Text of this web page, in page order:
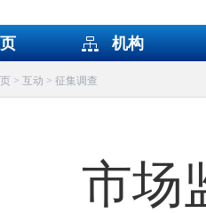
机构
> 互动 > 征集调查
市场